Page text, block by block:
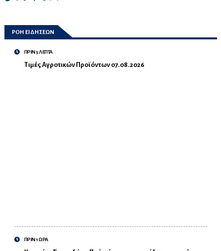
ΡΟΗ ΕΙΔΗΣΕΩΝ
ΠΡΙΝ 5 ΛΕΠΤΑ
Τιμές Αγροτικών Προϊόντων 07.08.2026
ΠΡΙΝ 1 ΩΡΑ